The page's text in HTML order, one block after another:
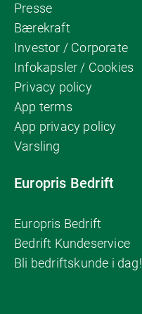
Presse
Bærekraft
Investor / Corporate
Infokapsler / Cookies
Privacy policy
App terms
App privacy policy
Varsling
Europris Bedrift
Europris Bedrift
Bedrift Kundeservice
Bli bedriftskunde i dag!